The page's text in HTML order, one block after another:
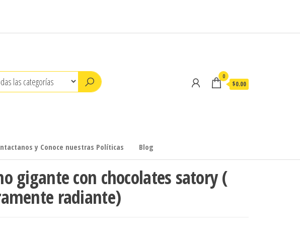
0
$0.00
y Conoce nuestras Políticas Blog
gigante con chocolates satory (
radiante)